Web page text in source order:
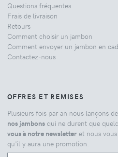
Questions fréquentes
Frais de livraison
Retours
Comment choisir un jambon
Comment envoyer un jambon en
Contactez-nous
OFFRES ET REMISES
Plusieurs fois par an nous lançons
nos jambons qui ne durent que
vous à notre newsletter et nous
qu'il y aura une promotion.